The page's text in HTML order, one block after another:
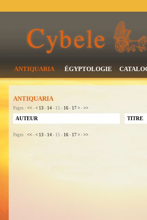
ANTIQUARIA ÉGYPTOLOGIE
ANTIQUARIA
Pages : << - < 13 - 14 - 15 - 16 - 17 > - >>
AUTEUR TITRE
Pages : << - < 13 - 14 - 15 - 16 - 17 > - >>